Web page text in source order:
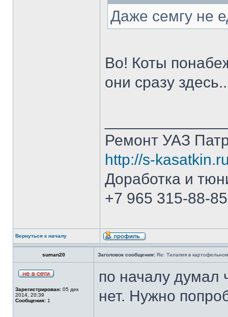
Даже семгу не
Во! Коты
они сразу
Ремонт УАЗ
http://s-
Доработка и
+7 965 315-88-85
Вернуться к началу
suman20 Заголовок сообщения: Re: Тилапия в
Зарегистрирован: 05 дек
2014, 20:39
Сообщения: 1
по началу думал
нет. Нужно